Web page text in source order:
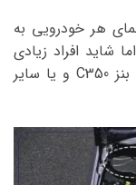
هر خودرویی به
شاید افراد زیادی
باشند که بی توجه به این ویژگی ها باتری بنز C350 و یا سایر